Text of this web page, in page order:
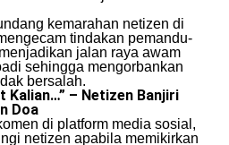
kemarahan netizen di
tindakan pemandu-
jalan raya awam
sehingga mengorbankan
bersalah.
Kalian…” – Netizen Banjiri
Doa
di platform media sosial,
netizen apabila memikirkan